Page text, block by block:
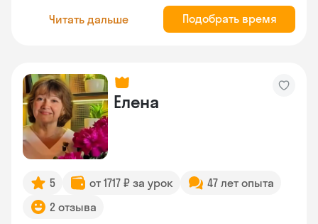
Читать дальше Подобрать время
Елена
5 от 1717 ₽ за урок
47 лет опыта
2 отзыва